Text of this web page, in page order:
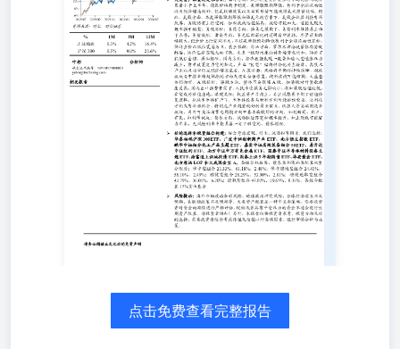
第三季度美伊关系对市场的影响或将显著小于上半年，能源
降低，有利于全球流动性以及经济增速向好，但美联储政策
强势延续。因此，美股方面，在类滞胀预期降低和强美元的
所改善，美股仍有上行空间，但科技线估值偏高，波动可能
纳指，美股标配；美债方面，强美元预期下，美债利率维持
黄金方面，美元信用弱化的逻辑有所逆转，尽管前期跌幅较
不过类滞胀预期降低有利于全球流动性宽松，预计金价以低
油方面，霍尔木兹海峡紧张局势缓解后，油价已经实现大幅
库趋势或增加，油价可能低位企稳，原油标配。国内方面，
型通胀压力减少，货币政策发力空间加大，产业“K型”结构
以及出口仍是经济增长基石。A股方面，风格再平衡将持续
预期的方向或迎来估值修复，硬科技线可能缩圈，大盘整体
面，整体节奏跟随A股，但港股对外资敏感度更高，国内出
元影响小，叠加港股估值较低，有望成为价值洼地，港股高
风格再平衡下估值修复逻辑，全球半导体扩产下，半导体设
板块，另外可关注消费与周期方向中基本面较好的方向，如
等板块；债券方面，流动性边际宽松概率提升，加上财政可
点击免费查看完整报告